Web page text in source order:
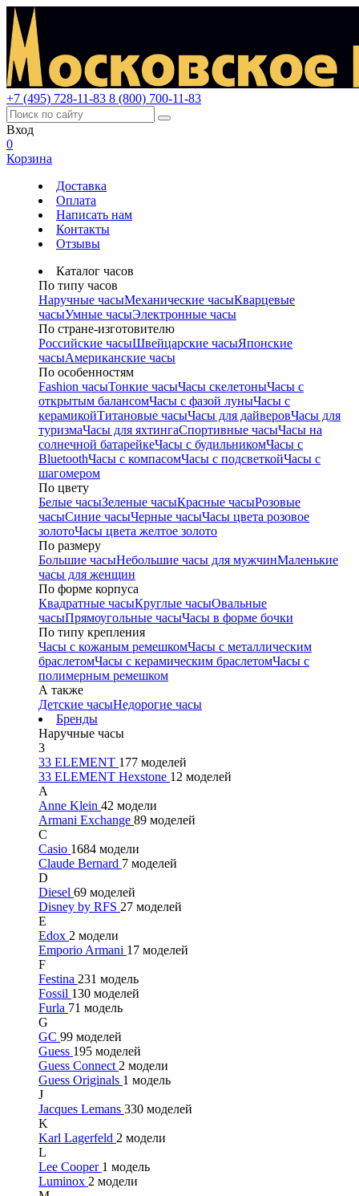
+7 (495) 728-11-83 8 (800) 700-11-83
Вход
0
Корзина
Доставка
Оплата
Написать нам
Контакты
Отзывы
Каталог часов
По типу часов
Наручные часыМеханические часыКварцевые
часыУмные часыЭлектронные часы
По стране-изготовителю
Российские часыШвейцарские часыЯпонские
часыАмериканские часы
По особенностям
Fashion часыТонкие часыЧасы скелетоныЧасы с
открытым балансомЧасы с фазой луныЧасы с
керамикойТитановые часыЧасы для дайверовЧасы для
туризмаЧасы для яхтингаСпортивные часыЧасы на
солнечной батарейкеЧасы с будильникомЧасы с
BluetoothЧасы с компасомЧасы с подсветкойЧасы с
шагомером
По цвету
Белые часыЗеленые часыКрасные часыРозовые
часыСиние часыЧерные часыЧасы цвета розовое
золотоЧасы цвета желтое золото
По размеру
Большие часыНебольшие часы для мужчинМаленькие
часы для женщин
По форме корпуса
Квадратные часыКруглые часыОвальные
часыПрямоугольные часыЧасы в форме бочки
По типу крепления
Часы с кожаным ремешкомЧасы с металлическим
браслетомЧасы с керамическим браслетомЧасы с
полимерным ремешком
А также
Детские часыНедорогие часы
Бренды
Наручные часы
3
33 ELEMENT 177 моделей
33 ELEMENT Hexstone 12 моделей
A
Anne Klein 42 модели
Armani Exchange 89 моделей
C
Casio 1684 модели
Claude Bernard 7 моделей
D
Diesel 69 моделей
Disney by RFS 27 моделей
E
Edox 2 модели
Emporio Armani 17 моделей
F
Festina 231 модель
Fossil 130 моделей
Furla 71 модель
G
GC 99 моделей
Guess 195 моделей
Guess Connect 2 модели
Guess Originals 1 модель
J
Jacques Lemans 330 моделей
K
Karl Lagerfeld 2 модели
L
Lee Cooper 1 модель
Luminox 2 модели